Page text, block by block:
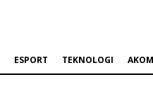
ESPORT TEKNOLOGI